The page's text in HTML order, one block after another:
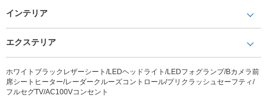
インテリア
エクステリア
ホワイトブラックレザーシート/LEDヘッドライト/LEDフォグランプ/Bカメラ前
席シートヒーター/レーダークルーズコントロール/プリクラッシュセーフティ/
フルセグTV/AC100Vコンセント